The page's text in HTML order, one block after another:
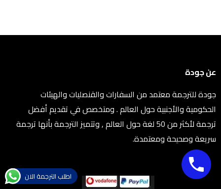
عن جودة
جودة للترجمة معتمد من السفارات والقنصليات والهيئات
الحكومية والأجنبية حول العالم . ومتخصص في تقديم أفضل
ترجمة لأكثر من 50 لغة حول العالم , وتتميز الترجمة بأنها ترجمة
سريعة وصحيحة ومعتمدة.
اطلب الترجمة الان